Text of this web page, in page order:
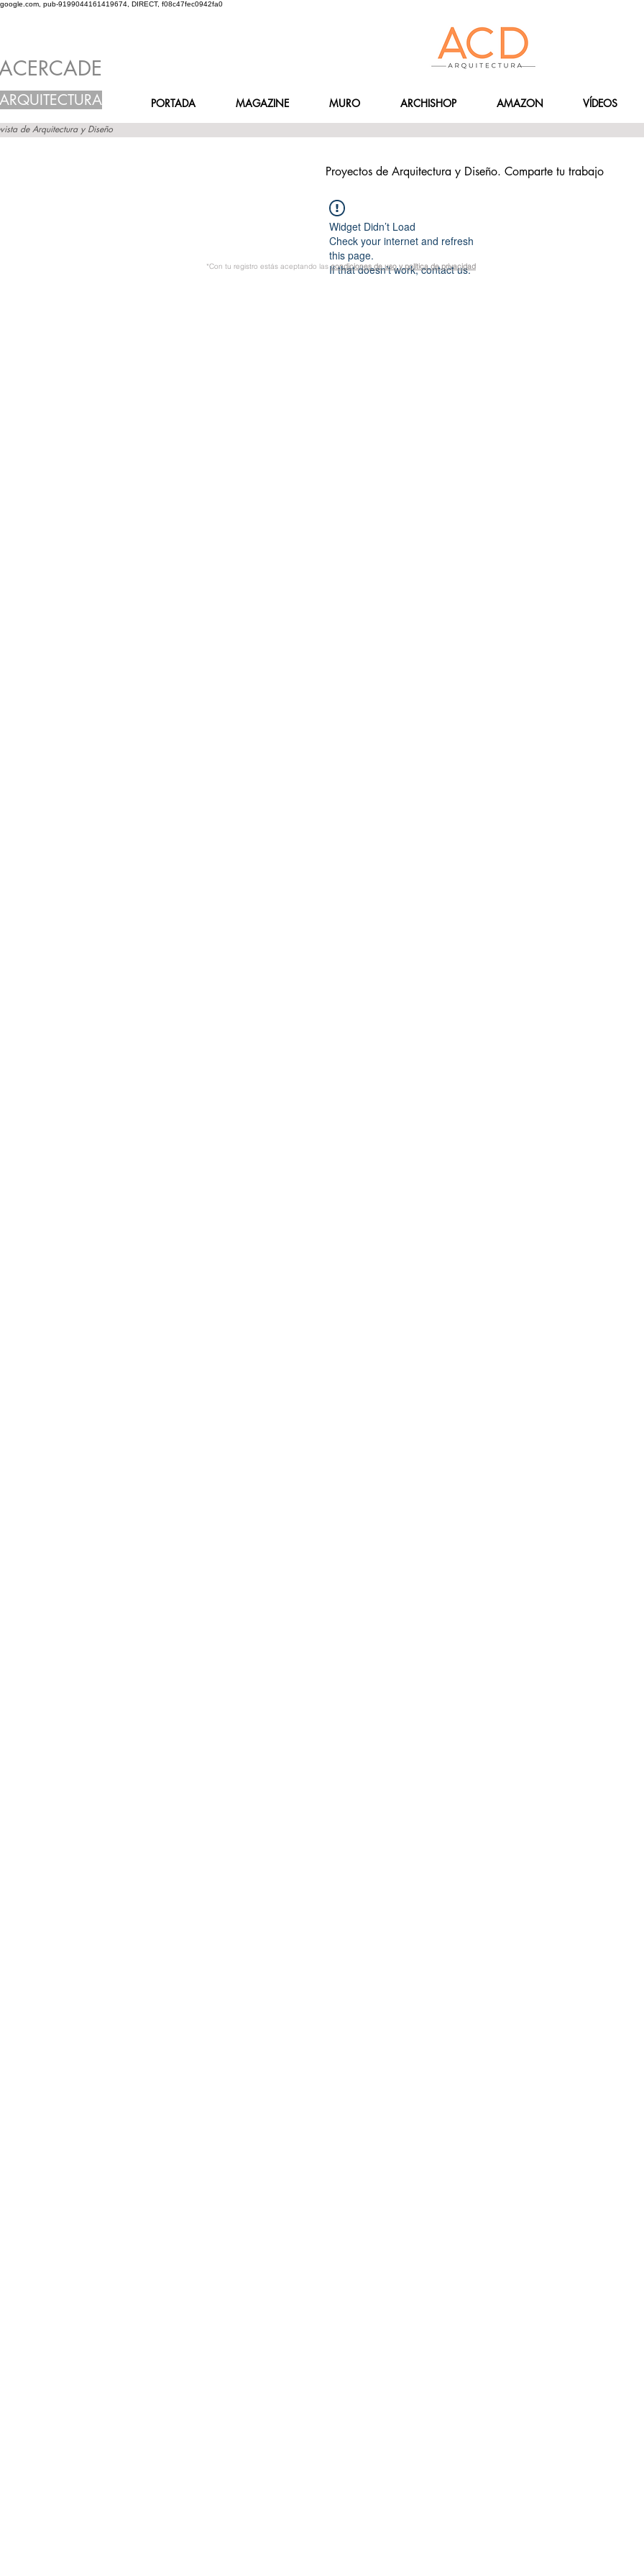
google.com, pub-9199044161419674, DIRECT, f08c47fec0942fa0
PORTADA MAGAZINE MURO ARCHISHOP AMAZON VÍDEOS
de Arquitectura y Diseño
Proyectos de Arquitectura y Diseño. Comparte tu trabajo
Widget Didn’t Load
Check your internet and refresh
this page.
If that doesn’t work, contact us.
*Con tu registro estás aceptando lascondiciones de uso y política de privacidad